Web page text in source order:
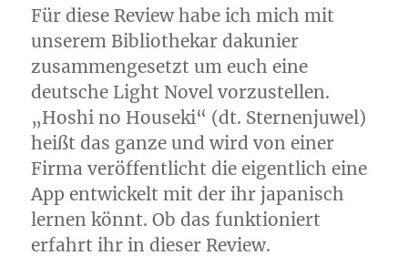
Für diese Review habe ich mich mit
unserem Bibliothekar dakunier
zusammengesetzt um euch eine
deutsche Light Novel vorzustellen.
„Hoshi no Houseki“ (dt. Sternenjuwel)
heißt das ganze und wird von einer
Firma veröffentlicht die eigentlich eine
App entwickelt mit der ihr japanisch
lernen könnt. Ob das funktioniert
erfahrt ihr in dieser Review. ​​​​​​​